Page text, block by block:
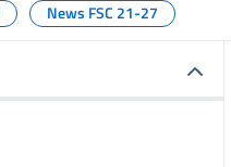
News FSC 21-27